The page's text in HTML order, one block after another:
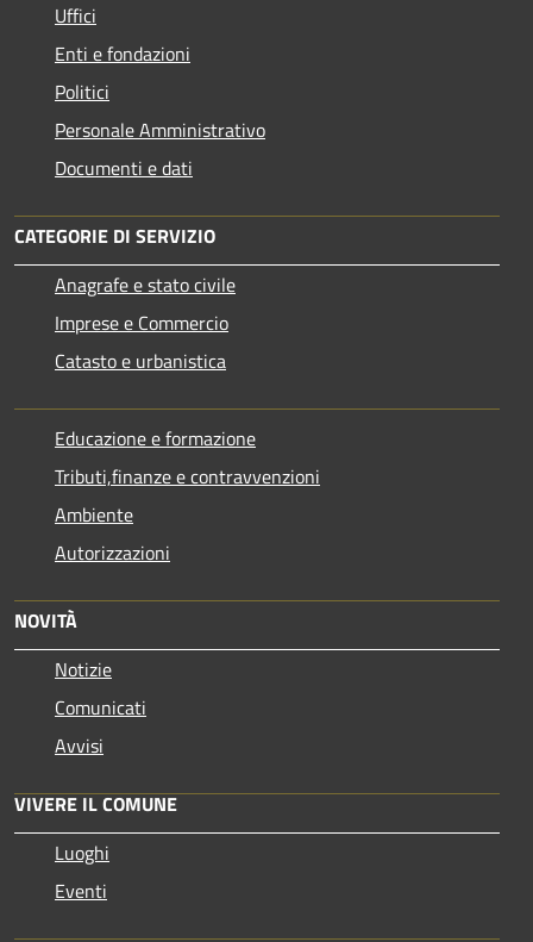
Uffici
Enti e fondazioni
Politici
Personale Amministrativo
Documenti e dati
CATEGORIE DI SERVIZIO
Anagrafe e stato civile
Imprese e Commercio
Catasto e urbanistica
Educazione e formazione
Tributi,finanze e contravvenzioni
Ambiente
Autorizzazioni
NOVITÀ
Notizie
Comunicati
Avvisi
VIVERE IL COMUNE
Luoghi
Eventi